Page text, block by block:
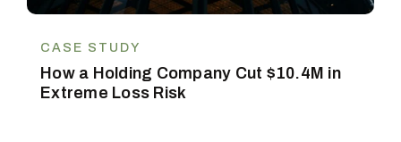
CASE STUDY
How a Holding Company Cut $10.4M in
Extreme Loss Risk